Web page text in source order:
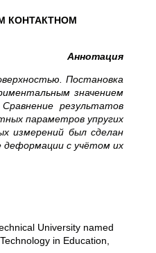
КОНТАКТНОМ
Аннотация
Постановка
значением
результатов
параметров упругих
измерений был сделан
деформации с учётом их
University named
in Education,